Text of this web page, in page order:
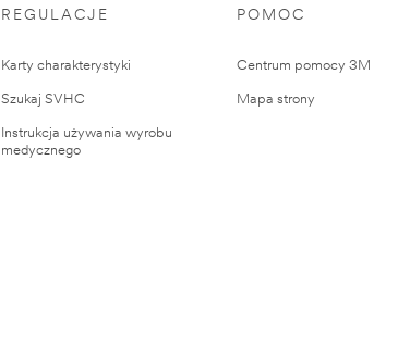
REGULACJE
Karty charakterystyki
Szukaj SVHC
Instrukcja używania wyrobu
medycznego
POMOC
Centrum pomocy 3M
Mapa strony